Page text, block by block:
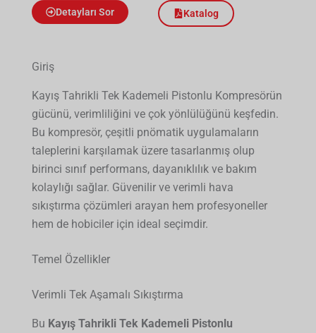
Detayları Sor Katalog
Giriş
Kayış Tahrikli Tek Kademeli Pistonlu Kompresörün
gücünü, verimliliğini ve çok yönlülüğünü keşfedin.
Bu kompresör, çeşitli pnömatik uygulamaların
taleplerini karşılamak üzere tasarlanmış olup
birinci sınıf performans, dayanıklılık ve bakım
kolaylığı sağlar. Güvenilir ve verimli hava
sıkıştırma çözümleri arayan hem profesyoneller
hem de hobiciler için ideal seçimdir.
Temel Özellikler
Verimli Tek Aşamalı Sıkıştırma
Bu Kayış Tahrikli Tek Kademeli Pistonlu